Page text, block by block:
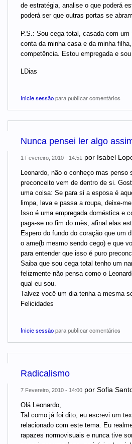
de estratégia, analise o que poderá
poderá ser que outras portas se
P.S.: Sou cega total, casada com um
conta da minha casa e da minha
competência. Estou empregada e sou
LDias
Inicie sessãopara publicar comentários
Nunca pensei ler algo
1 Fevereiro, 2010 - 14:51 por Isabel
Leonardo, não o conheço mas penso
preconceito vem de dentro de si.
uma coisa: Se para si a esposa é
limpa, lava e passa a roupa, deixe-
Isso é uma empregada doméstica e
paga-se no fim do mès, afinal elas
Espero do fundo do coração que um
o ame(b mesmo sendo cego) e que
para entender que isso é puro
Saiba que sou cega total tenho um
felizmente não pensa como o
qual eu sou.
Talvez você um dia tenha a mesma
Felicidades
Inicie sessãopara publicar comentários
Radicalismo
7 Fevereiro, 2010 - 14:00 por Sofia
Olá Leonardo,
Tal como já foi dito, eu escrevi um
relacionado com este tema. Eu
rapazes normovisuais e nunca tive